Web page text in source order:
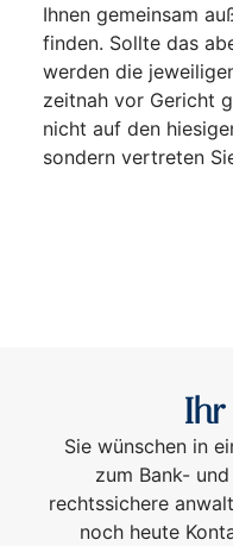
Ihnen gemeinsam
finden. Sollte das
werden die
zeitnah vor Gericht
nicht auf den
sondern vertreten
Sie wünschen in
zum Bank-
rechtssichere
noch heute